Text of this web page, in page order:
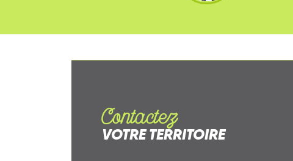
Contactez
VOTRE TERRITOIRE